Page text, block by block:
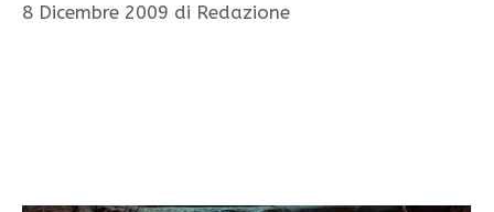
8 Dicembre 2009 di Redazione